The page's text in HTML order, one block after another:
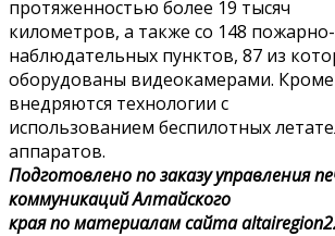
протяженностью более 19 тысяч
километров, а также со 148 пожарно-
наблюдательных пунктов, 87 из
оборудованы видеокамерами. Кроме
внедряются технологии с
использованием беспилотных
аппаратов.
Подготовлено по заказу управления
коммуникаций Алтайского
края по материалам сайта